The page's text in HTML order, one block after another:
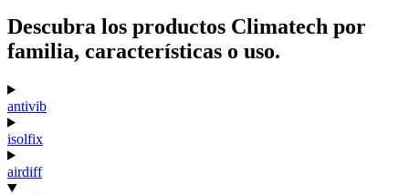
ES
Descubra los productos Climatech por
familia, características o uso.
antivib
isolfix
airdiff